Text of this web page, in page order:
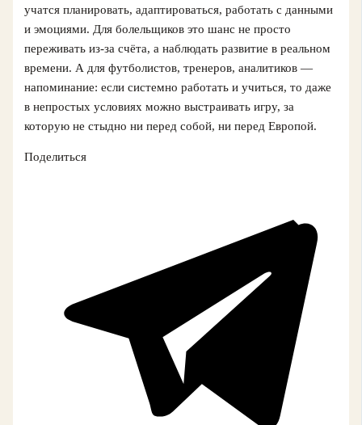
учатся планировать, адаптироваться, работать с данными
и эмоциями. Для болельщиков это шанс не просто
переживать из-за счёта, а наблюдать развитие в реальном
времени. А для футболистов, тренеров, аналитиков —
напоминание: если системно работать и учиться, то даже
в непростых условиях можно выстраивать игру, за
которую не стыдно ни перед собой, ни перед Европой.
Поделиться